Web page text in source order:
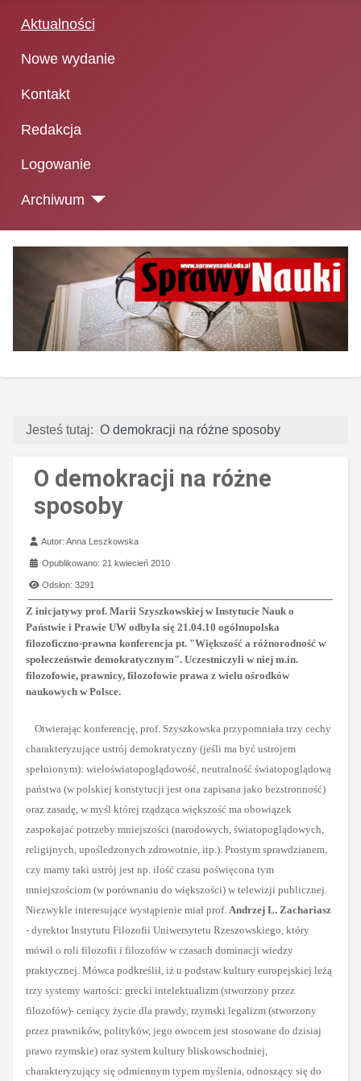
Aktualności
Nowe wydanie
Kontakt
Redakcja
Logowanie
Archiwum
Jesteś tutaj: O demokracji na różne sposoby
O demokracji na różne
sposoby
Szczegóły
Autor:Anna Leszkowska
Opublikowano: 21 kwiecień 2010
Odsłon: 3291
Z inicjatywy prof. Marii Szyszkowskiej w Instytucie Nauk o
Państwie i Prawie UW odbyła się 21.04.10 ogólnopolska
filozoficzno-prawna konferencja pt. "Większość a różnorodność w
społeczeństwie demokratycznym". Uczestniczyli w niej m.in.
filozofowie, prawnicy, filozofowie prawa z wielu ośrodków
naukowych w Polsce.
Otwierając konferencję, prof. Szyszkowska przypomniała trzy cechy
charakteryzujące ustrój demokratyczny (jeśli ma być ustrojem
spełnionym): wieloświatopoglądowość, neutralność światopoglądową
państwa (w polskiej konstytucji jest ona zapisana jako bezstronność)
oraz zasadę, w myśl której rządząca większość ma obowiązek
zaspokajać potrzeby mniejszości (narodowych, światopoglądowych,
religijnych, upośledzonych zdrowotnie, itp.). Prostym sprawdzianem,
czy mamy taki ustrój jest np. ilość czasu poświęcona tym
mniejszościom (w porównaniu do większości) w telewizji publicznej.
Niezwykle interesujące wystąpienie miał prof. Andrzej L. Zachariasz
- dyrektor Instytutu Filozofii Uniwersytetu Rzeszowskiego, który
mówił o roli filozofii i filozofów w czasach dominacji wiedzy
praktycznej. Mówca podkreślił, iż u podstaw kultury europejskiej leżą
trzy systemy wartości: grecki intelektualizm (stworzony przez
filozofów)- ceniący życie dla prawdy, rzymski legalizm (stworzony
przez prawników, polityków, jego owocem jest stosowane do dzisiaj
prawo rzymskie) oraz system kultury bliskowschodniej,
charakteryzujący się odmiennym typem myślenia, odnoszący się do